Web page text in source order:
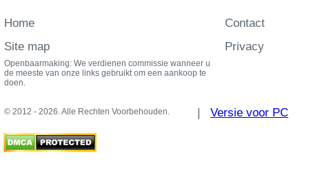
Home
Site map
Contact
Privacy
Openbaarmaking: We verdienen commissie wanneer u
de meeste van onze links gebruikt om een aankoop te
doen.
© 2012 - 2026. Alle Rechten Voorbehouden. | Versie voor PC